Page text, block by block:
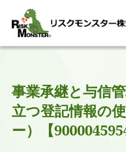
資料請求
簡体中文
事業承継と与信
立つ登記情報の
ー）【